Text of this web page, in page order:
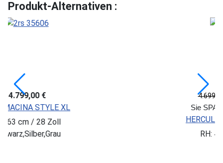
Produkt-Alternativen :
XL
3.289,30 €
Sie SPAREN: 1.409,70 €
HERCULES Futura Max I-
RH: 49 cm / 28 Zoll